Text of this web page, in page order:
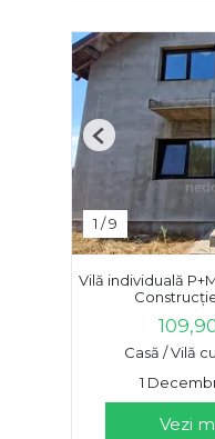
1 /9
Previous
Vilă individuală
Casă / Vilă
1
Vezi